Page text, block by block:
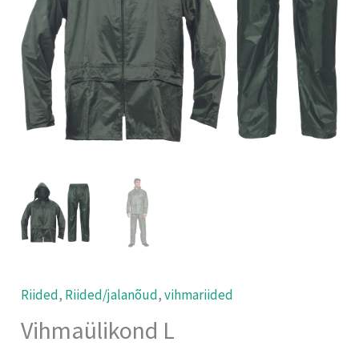
Riided, Riided/jalanõud,vihmariided
Vihmaülikond L